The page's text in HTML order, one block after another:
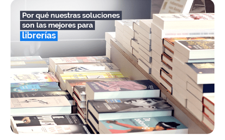
las
mejores
para
una
panadería?